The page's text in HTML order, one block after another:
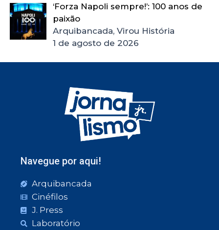
‘Forza Napoli sempre!’: 100 anos de
paixão
Arquibancada, Virou História
1 de agosto de 2026
Navegue por aqui!
Arquibancada
Cinéfilos
J. Press
Laboratório